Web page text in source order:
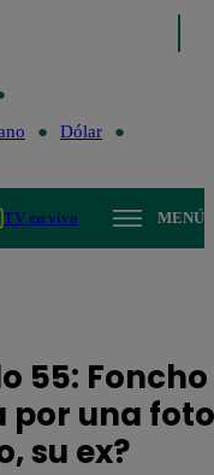
Dólar
TV en vivo MENÚ
55: Foncho
por una
su ex?